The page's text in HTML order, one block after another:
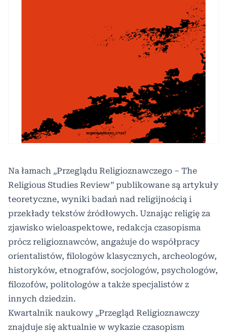
Na łamach „Przeglądu Religioznawczego – The
Religious Studies Review” publikowane są artykuły
teoretyczne, wyniki badań nad religijnością i
przekłady tekstów źródłowych. Uznając religię za
zjawisko wieloaspektowe, redakcja czasopisma
prócz religioznawców, angażuje do współpracy
orientalistów, filologów klasycznych, archeologów,
historyków, etnografów, socjologów, psychologów,
filozofów, politologów a także specjalistów z
innych dziedzin.
Kwartalnik naukowy „Przegląd Religioznawczy
znajduje się aktualnie w wykazie czasopism